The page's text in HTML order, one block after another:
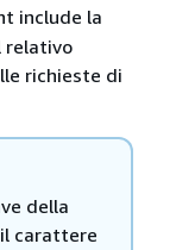
include la
relativo
richieste di
della
carattere